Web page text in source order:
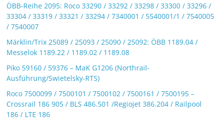
ÖBB-Reihe 2095: Roco 33290 / 33292 / 33298 / 33300 / 33296 /
33304 / 33319 / 33321 / 33294 / 7340001 / 5540001/1 / 7540005
/ 7540007
Märklin/Trix 25089 / 25093 / 25090 / 25092: ÖBB 1189.04 /
Messelok 1189.22 / 1189.02 / 1189.08
Piko 59160 / 59376 – MaK G1206 (Northrail-
Ausführung/Swietelsky-RTS)
Roco 7500099 / 7500101 / 7500102 / 7500161 / 7500195 –
Crossrail 186 905 / BLS 486.501 /Regiojet 386.204 / Railpool
186 / LTE 186